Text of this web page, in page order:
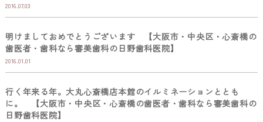
2016.07.03
明けましておめでとうございます 【大阪市・中央区・心斎橋の
歯医者・歯科なら審美歯科の日野歯科医院】
2016.01.01
行く年来る年。大丸心斎橋店本館のイルミネーションととも
に。 【大阪市・中央区・心斎橋の歯医者・歯科なら審美歯科の
日野歯科医院】